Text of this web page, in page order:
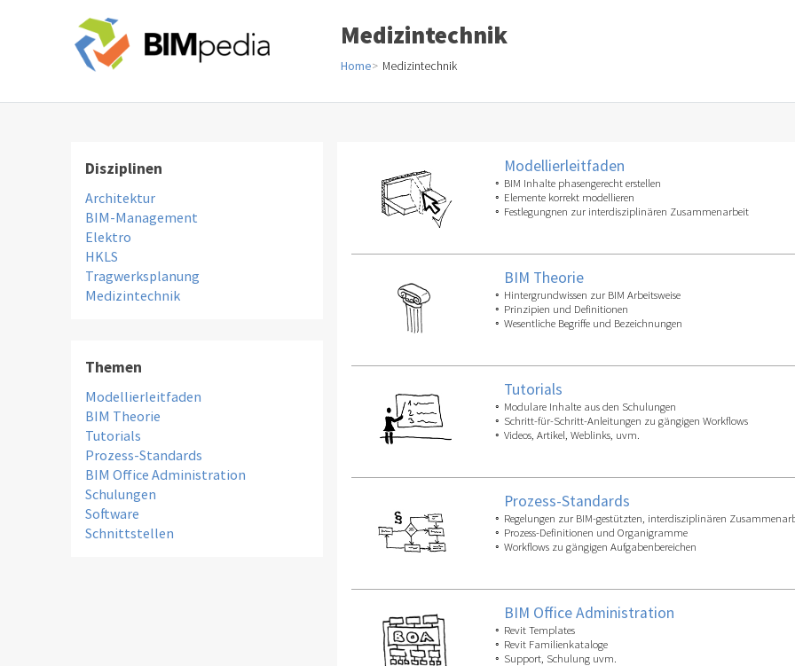
Medizintechnik
Home Medizintechnik
Disziplinen
Architektur
BIM-Management
Elektro
HKLS
Tragwerksplanung
Medizintechnik
Themen
Modellierleitfaden
BIM Theorie
Tutorials
Prozess-Standards
BIM Office Administration
Schulungen
Software
Schnittstellen
Modellierleitfaden
BIM Inhalte phasengerecht erstellen
Elemente korrekt modellieren
Festlegungnen zur interdisziplinären Zusammenarbeit
BIM Theorie
Hintergrundwissen zur BIM Arbeitsweise
Prinzipien und Definitionen
Wesentliche Begriffe und Bezeichnungen
Tutorials
Modulare Inhalte aus den Schulungen
Schritt-für-Schritt-Anleitungen zu gängigen Workflows
Videos, Artikel, Weblinks, uvm.
Prozess-Standards
Regelungen zur BIM-gestützten, interdisziplinären
Prozess-Definitionen und Organigramme
Workflows zu gängigen Aufgabenbereichen
BIM Office Administration
Revit Templates
Revit Familienkataloge
Support, Schulung uvm.